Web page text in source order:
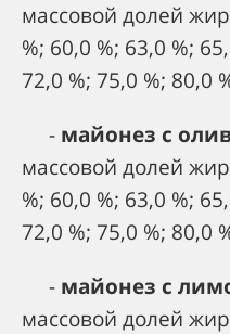
массовой долей
%; 60,0 %; 63,0 %;
72,0 %; 75,0 %; 80,0
- майонез с
массовой долей
%; 60,0 %; 63,0 %;
72,0 %; 75,0 %; 80,0
- майонез с
массовой долей